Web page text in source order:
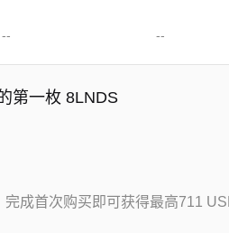
-- --
第一枚 8LNDS
完成首次购买即可获得最高711